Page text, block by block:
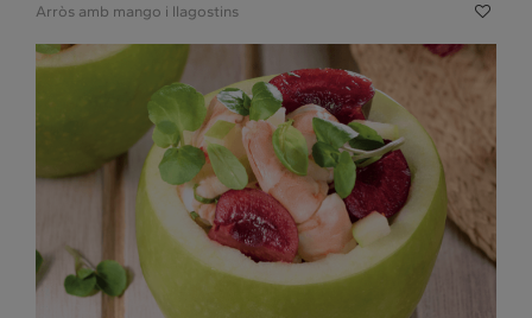
Arròs amb mango i llagostins